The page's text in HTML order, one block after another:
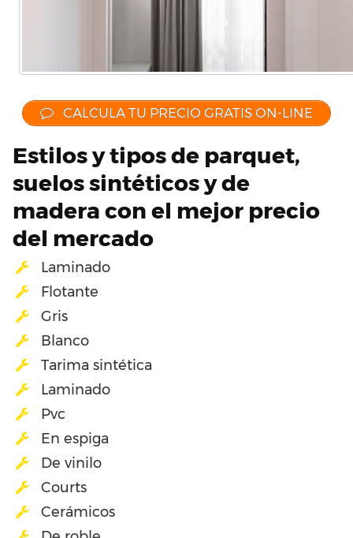
CALCULA TU PRECIO GRATIS ON-LINE
Estilos y tipos de parquet,
suelos sintéticos y de
madera con el mejor precio
del mercado
Laminado
Flotante
Gris
Blanco
Tarima sintética
Laminado
Pvc
En espiga
De vinilo
Courts
Cerámicos